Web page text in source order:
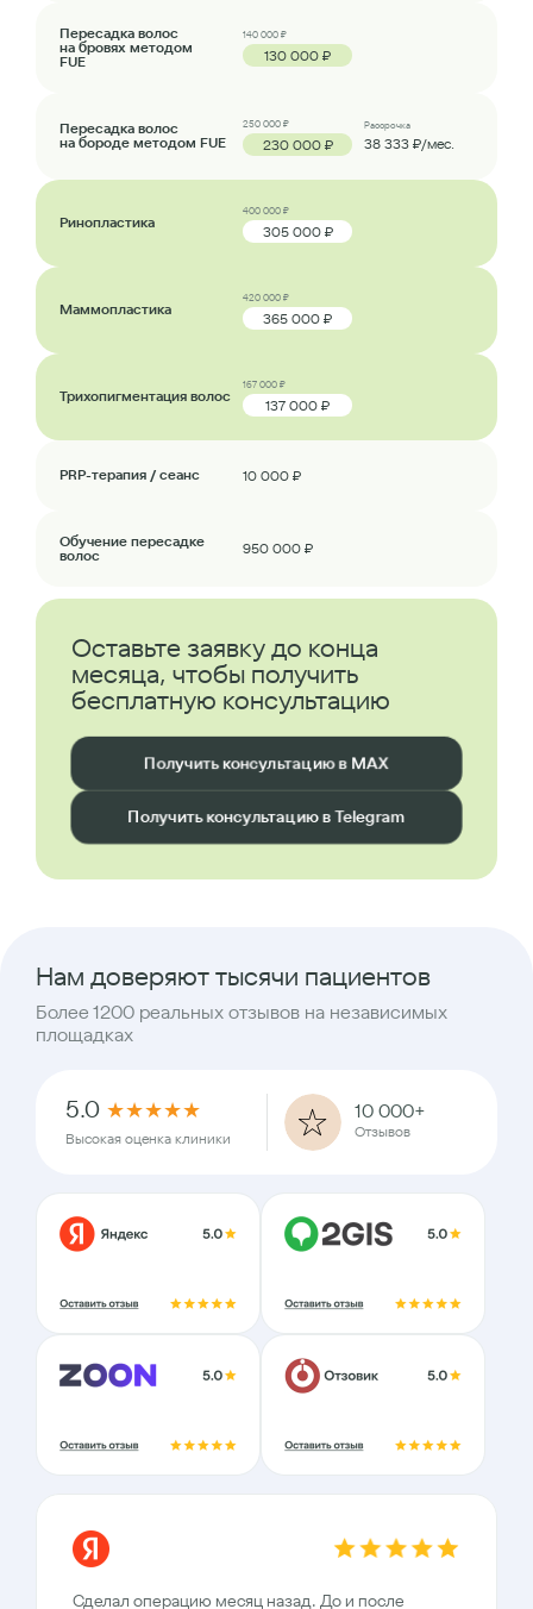
Пересадка волос
на бровях методом
FUE
140 000 ₽
130 000 ₽
Пересадка волос
на бороде методом FUE
250 000 ₽
230 000 ₽
Рассрочка
38 333 ₽/мес.
Ринопластика
400 000 ₽
305 000 ₽
Маммопластика
420 000 ₽
365 000 ₽
Трихопигментация волос
167 000 ₽
137 000 ₽
PRP-терапия / сеанс 10 000 ₽
Обучение пересадке
волос
950 000 ₽
Оставьте заявку до конца
месяца, чтобы получить
бесплатную консультацию
Получить консультацию в MAX
Получить консультацию в Telegram
Нам доверяют тысячи пациентов
Более 1200 реальных отзывов на независимых
площадках
5.0 ★★★★★
Высокая оценка клиники
10 000+
Отзывов
Сделал операцию месяц назад. До и после